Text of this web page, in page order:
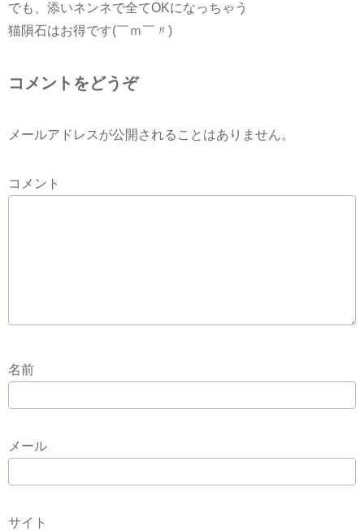
でも、添いネンネで全てOKになっちゃう
猫隕石はお得です(￣ｍ￣〃)
コメントをどうぞ
メールアドレスが公開されることはありません。
コメント
名前
メール
サイト